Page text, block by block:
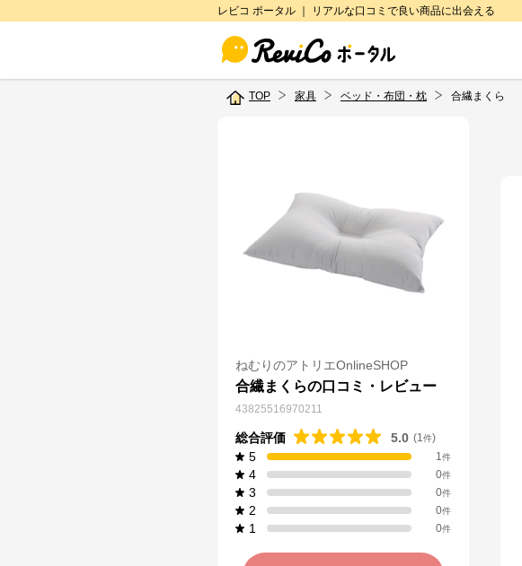
レビコ ポータル ｜ リアルな口コミで良い商品に出会える
TOP 家具 ベッド・布団・枕 合繊まくら
ねむりのアトリエOnlineSHOP
合繊まくらの口コミ・レビュー
43825516970211
総合評価 5.0 (1 件)
5 1件
4 0件
3 0件
2 0件
1 0件